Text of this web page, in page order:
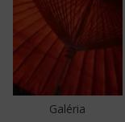
Galéria